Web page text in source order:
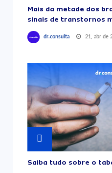
Mais da metade dos
sinais de transtornos
dr.consulta 21, abr de
Saiba tudo sobre o